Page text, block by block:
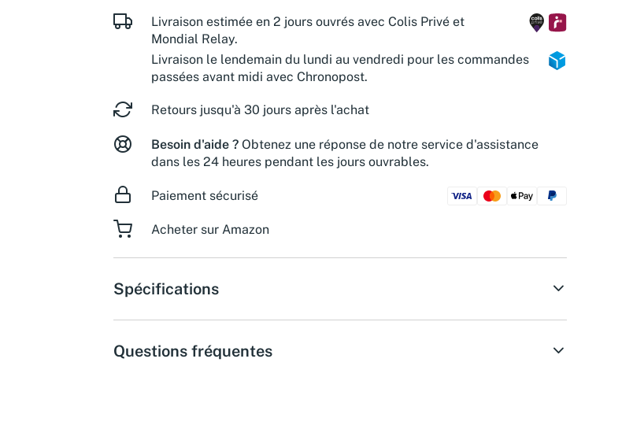
Livraison estimée en 2 jours ouvrés avec Colis Privé et
Mondial Relay.
Livraison le lendemain du lundi au vendredi pour les commandes
passées avant midi avec Chronopost.
Retours jusqu'à 30 jours après l'achat
Besoin d'aide ? Obtenez une réponse de notre service d'assistance
dans les 24 heures pendant les jours ouvrables.
Paiement sécurisé
Acheter sur Amazon
Spécifications
Questions fréquentes